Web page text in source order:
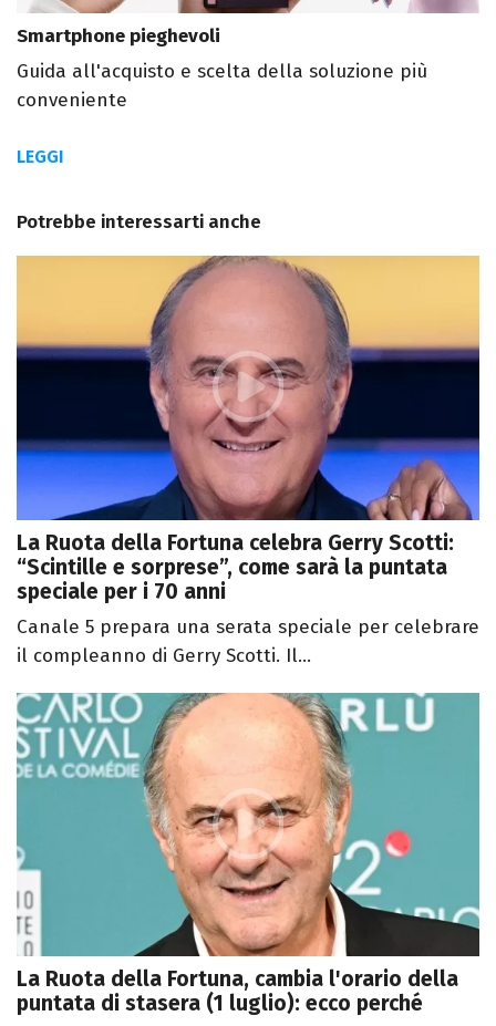
Smartphone pieghevoli
Guida all'acquisto e scelta della soluzione più
conveniente
LEGGI
Potrebbe interessarti anche
La Ruota della Fortuna celebra Gerry Scotti:
“Scintille e sorprese”, come sarà la puntata
speciale per i 70 anni
Canale 5 prepara una serata speciale per celebrare
il compleanno di Gerry Scotti. Il...
La Ruota della Fortuna, cambia l'orario della
puntata di stasera (1 luglio): ecco perché